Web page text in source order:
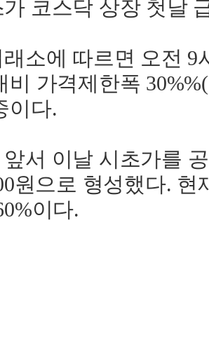
코스닥 상장 첫날
소에 따르면 오전 9
비 가격제한폭
이다.
서 이날 시초가를
원으로 형성했다.
이다.